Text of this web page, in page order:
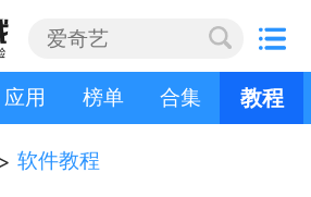
应用 榜单 合集 教程
> 软件教程